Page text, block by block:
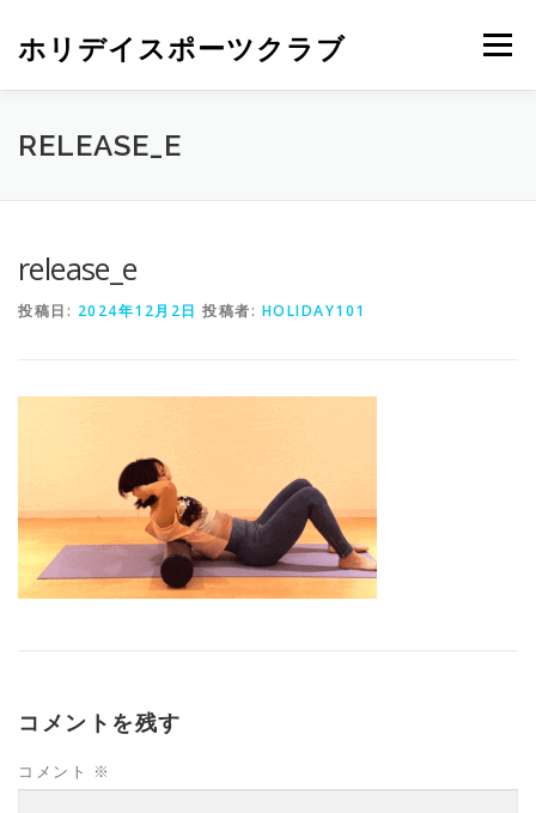
ホリデイスポーツクラブ メニュー
RELEASE_E
release_e
投稿日: 2024年12月2日 投稿者: HOLIDAY101
コメントを残す
コメント ※